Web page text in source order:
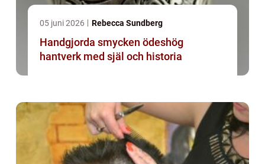
05 juni 2026 Rebecca Sundberg
Handgjorda smycken ödeshög
hantverk med själ och historia